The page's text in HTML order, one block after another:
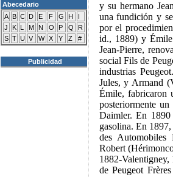
Abecedario
A B C D E F G H
I
J
K L M N O P Q
R
S T U V W X Y Z #
Publicidad
y su hermano
una fundición y
por el
id., 1889) y
Jean-Pierre,
social Fils de
industrias
Jules, y Armand
Émile, fabricaron
posteriormente
Daimler. En
gasolina. En
des Automobiles
Robert
1882-
de Peugeot